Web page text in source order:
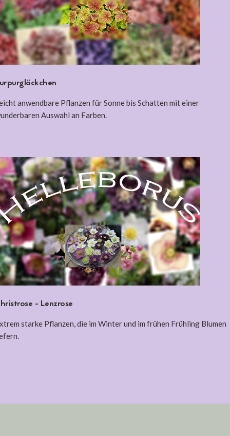
anwendbare Pflanzen für Sonne bis Schatten mit einer
Auswahl an Farben.
- Lenzrose
starke Pflanzen, die im Winter und im frühen Frühling Blumen